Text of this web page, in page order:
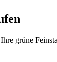
grüne